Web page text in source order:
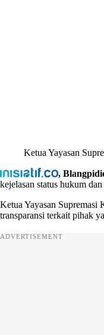
Ketua Yayasan
,
kejelasan status hukum
Ketua Yayasan
transparansi terkait pihak
ADVERTISEMENT